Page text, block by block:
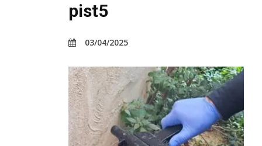
pist5
03/04/2025